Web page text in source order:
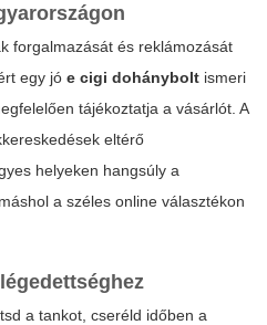
forgalmazását és reklámozását
egy jó e cigi dohánybolt ismeri
tájékoztatja a vásárlót. A
eltérő
helyeken hangsúly a
a széles online választékon
a tankot, cseréld időben a